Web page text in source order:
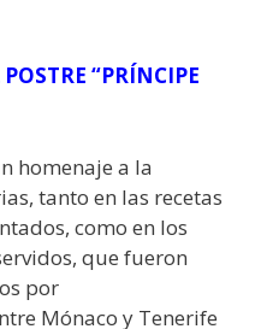
“PRÍNCIPE
homenaje a la
tanto en las recetas
como en los
que fueron
por
Mónaco y Tenerife